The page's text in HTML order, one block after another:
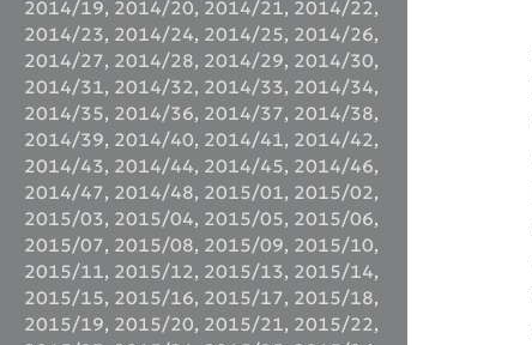
2014/19, 2014/20, 2014/21, 2014/22,
2014/23, 2014/24, 2014/25, 2014/26,
2014/27, 2014/28, 2014/29, 2014/30,
2014/31, 2014/32, 2014/33, 2014/34,
2014/35, 2014/36, 2014/37, 2014/38,
2014/39, 2014/40, 2014/41, 2014/42,
2014/43, 2014/44, 2014/45, 2014/46,
2014/47, 2014/48, 2015/01, 2015/02,
2015/03, 2015/04, 2015/05, 2015/06,
2015/07, 2015/08, 2015/09, 2015/10,
2015/11, 2015/12, 2015/13, 2015/14,
2015/15, 2015/16, 2015/17, 2015/18,
2015/19, 2015/20, 2015/21, 2015/22,